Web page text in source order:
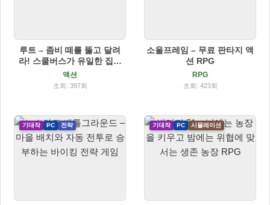
루트 – 좀비 떼를 뚫고 달려
라! 스쿨버스가 유일한 집이
되는 4인 협동 생존 게임
액션
조회: 397회
소울프레임 – 무료 판타지 액
션 RPG
RPG
조회: 423회
기대작 PC 전략 기대작 PC 시뮬레이션